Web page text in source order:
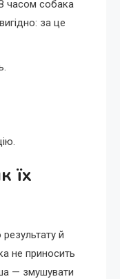
часом собака
за це
їх
й
не приносить
— змушувати